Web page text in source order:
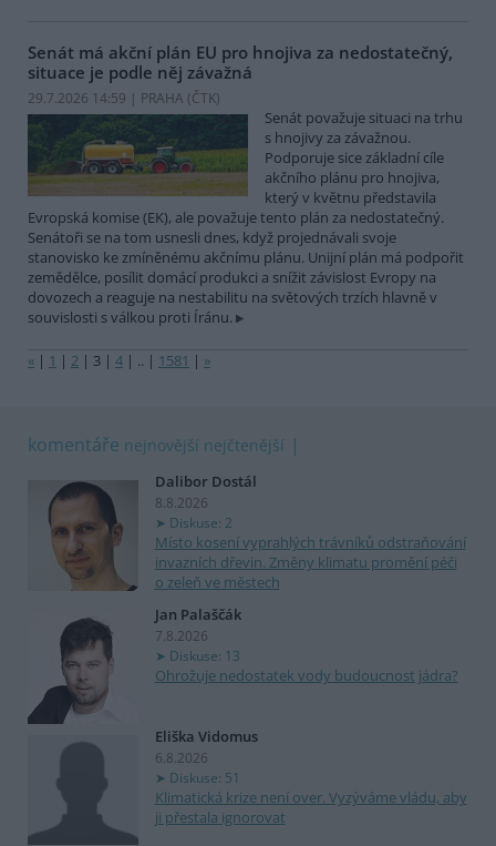
Senát má akční plán EU pro hnojiva za nedostatečný,
situace je podle něj závažná
29.7.2026 14:59 | PRAHA (ČTK)
Senát považuje situaci na trhu
s hnojivy za závažnou.
Podporuje sice základní cíle
akčního plánu pro hnojiva,
který v květnu představila
Evropská komise (EK), ale považuje tento plán za nedostatečný.
Senátoři se na tom usnesli dnes, když projednávali svoje
stanovisko ke zmíněnému akčnímu plánu. Unijní plán má podpořit
zemědělce, posílit domácí produkci a snížit závislost Evropy na
dovozech a reaguje na nestabilitu na světových trzích hlavně v
souvislosti s válkou proti Íránu.
« | 1 | 2 | 3 | 4 | .. | 1581 | »
komentáře nejnovější nejčtenější
Dalibor Dostál
8.8.2026
Diskuse: 2
Místo kosení vyprahlých trávníků odstraňování
invazních dřevin. Změny klimatu promění péči
o zeleň ve městech
Jan Palaščák
7.8.2026
Diskuse: 13
Ohrožuje nedostatek vody budoucnost jádra?
Eliška Vidomus
6.8.2026
Diskuse: 51
Klimatická krize není over. Vyzýváme vládu, aby
ji přestala ignorovat